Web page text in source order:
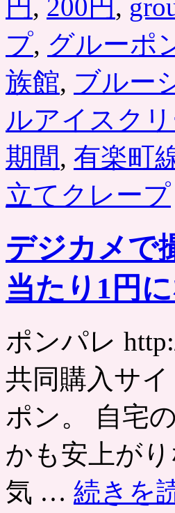
円 , 200円 ,
プ, グルーポ
族館, ブルー
ルアイスク
期間, 有楽町
立てクレープ
デジカメで
当たり1円
ポンパレ
共同購入サ
ポン。 自宅
かも安上が
気 … 続きを